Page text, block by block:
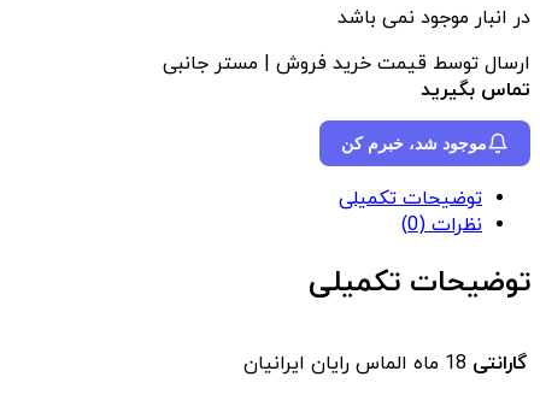
در انبار موجود نمی باشد
ارسال توسط قیمت خرید فروش | مستر جانبی
تماس بگیرید
موجود شد، خبرم کن
توضیحات تکمیلی
نظرات (0)
توضیحات تکمیلی
گارانتی 18 ماه الماس رایان ایرانیان